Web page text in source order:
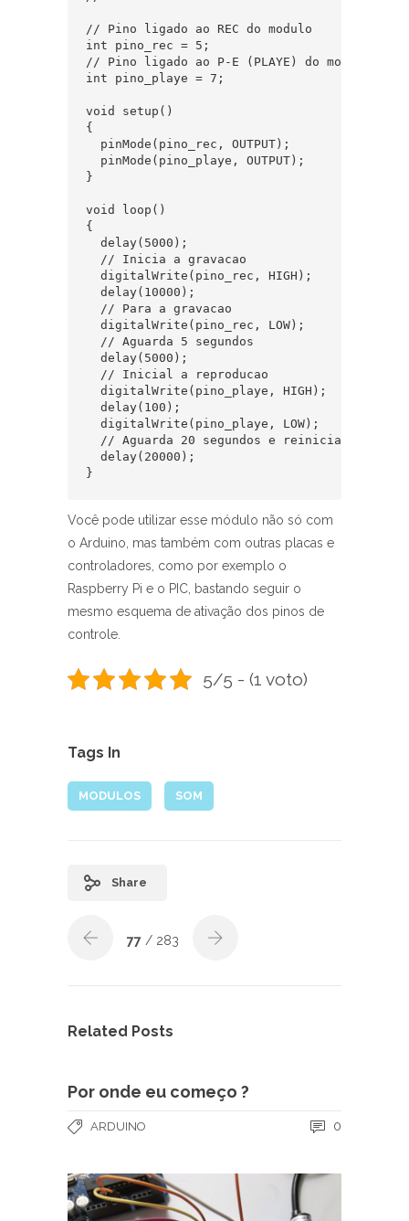
// Pino ligado ao REC do modulo
int pino_rec = 5;
// Pino ligado ao P-E (PLAYE) do modulo
int pino_playe = 7;
void setup()
{
  pinMode(pino_rec, OUTPUT);
  pinMode(pino_playe, OUTPUT);
}
void loop()
{
  delay(5000);
  // Inicia a gravacao
  digitalWrite(pino_rec, HIGH);
  delay(10000);
  // Para a gravacao
  digitalWrite(pino_rec, LOW);
  // Aguarda 5 segundos
  delay(5000);
  // Inicial a reproducao
  digitalWrite(pino_playe, HIGH);
  delay(100);
  digitalWrite(pino_playe, LOW);
// Aguarda 20 segundos e reinicia o
  delay(20000);
Você pode utilizar esse módulo não só com
o Arduino, mas também com outras placas e
controladores, como por exemplo o
Raspberry Pi e o PIC, bastando seguir o
mesmo esquema de ativação dos pinos de
controle.
5/5 - (1 voto)
Tags In
MODULOS SOM
Share
77 / 283
Related Posts
Por onde eu começo ?
ARDUINO 0